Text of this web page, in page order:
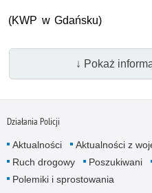
(KWP w Gdańsku)
↓ Pokaż
Działania Policji
Aktualności Aktualności z
Ruch drogowy
Poszukiwani
Polemiki i sprostowania